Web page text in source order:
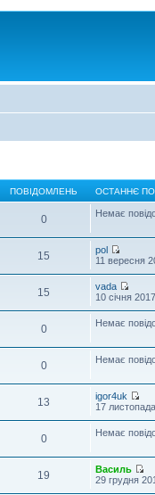
ПОВІДОМЛЕНЬ ОСТАННЄ
0 Немає
15
pol
11 вересня
15
vada
10 січня
0 Немає
0 Немає
13
igor4uk
17
0 Немає
19
Василь
29 грудня